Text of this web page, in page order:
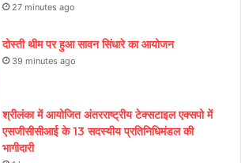
27 minutes ago
दोस्ती थीम पर हुआ सावन सिंधारे का आयोजन
39 minutes ago
श्रीलंका में आयोजित अंतरराष्ट्रीय टेक्सटाइल एक्सपो में
एसजीसीसीआई के 13 सदस्यीय प्रतिनिधिमंडल की
भागीदारी